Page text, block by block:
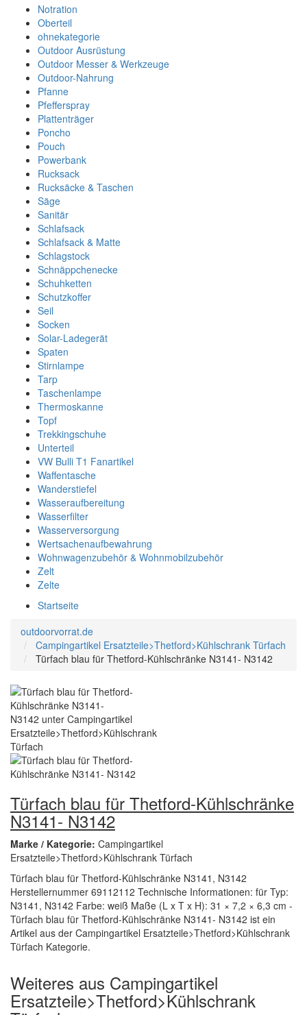
Notration
Oberteil
ohnekategorie
Outdoor Ausrüstung
Outdoor Messer & Werkzeuge
Outdoor-Nahrung
Pfanne
Pfefferspray
Plattenträger
Poncho
Pouch
Powerbank
Rucksack
Rucksäcke & Taschen
Säge
Sanitär
Schlafsack
Schlafsack & Matte
Schlagstock
Schnäppchenecke
Schuhketten
Schutzkoffer
Seil
Socken
Solar-Ladegerät
Spaten
Stirnlampe
Tarp
Taschenlampe
Thermoskanne
Topf
Trekkingschuhe
Unterteil
VW Bulli T1 Fanartikel
Waffentasche
Wanderstiefel
Wasseraufbereitung
Wasserfilter
Wasserversorgung
Wertsachenaufbewahrung
Wohnwagenzubehör & Wohnmobilzubehör
Zelt
Zelte
Startseite
outdoorvorrat.de
Campingartikel Ersatzteile>Thetford>Kühlschrank Türfach
Türfach blau für Thetford-Kühlschränke N3141- N3142
Türfach blau für Thetford-Kühlschränke
N3141- N3142
Marke / Kategorie: Campingartikel
Ersatzteile>Thetford>Kühlschrank Türfach
Türfach blau für Thetford-Kühlschränke N3141, N3142
Herstellernummer 69112112 Technische Informationen: für Typ:
N3141, N3142 Farbe: weiß Maße (L x T x H): 31 × 7,2 × 6,3 cm -
Türfach blau für Thetford-Kühlschränke N3141- N3142 ist ein
Artikel aus der Campingartikel Ersatzteile>Thetford>Kühlschrank
Türfach Kategorie.
Weiteres aus Campingartikel
Ersatzteile>Thetford>Kühlschrank